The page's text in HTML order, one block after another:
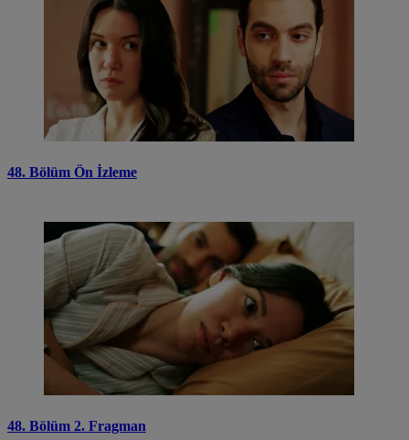
48. Bölüm Ön İzleme
48. Bölüm 2. Fragman